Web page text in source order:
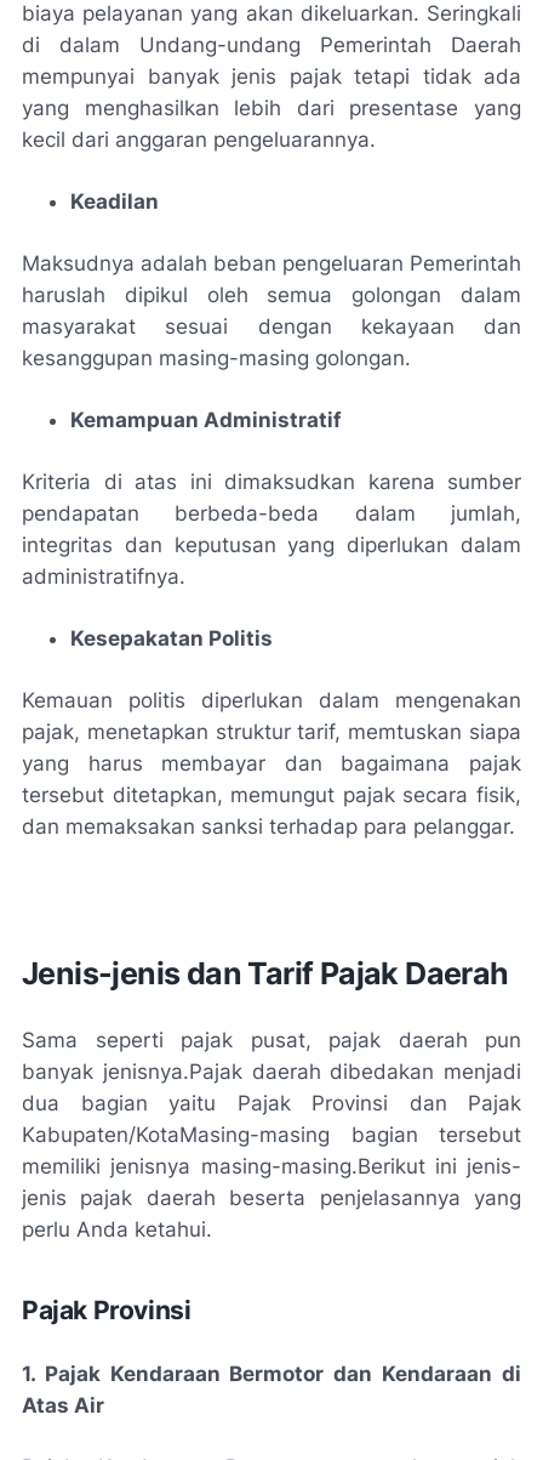
biaya pelayanan yang akan dikeluarkan. Seringkali
di dalam Undang-undang Pemerintah Daerah
mempunyai banyak jenis pajak tetapi tidak ada
yang menghasilkan lebih dari presentase yang
kecil dari anggaran pengeluarannya.
Keadilan
Maksudnya adalah beban pengeluaran Pemerintah
haruslah dipikul oleh semua golongan dalam
masyarakat sesuai dengan kekayaan dan
kesanggupan masing-masing golongan.
Kemampuan Administratif
Kriteria di atas ini dimaksudkan karena sumber
pendapatan berbeda-beda dalam jumlah,
integritas dan keputusan yang diperlukan dalam
administratifnya.
Kesepakatan Politis
Kemauan politis diperlukan dalam mengenakan
pajak, menetapkan struktur tarif, memtuskan siapa
yang harus membayar dan bagaimana pajak
tersebut ditetapkan, memungut pajak secara fisik,
dan memaksakan sanksi terhadap para pelanggar.
Jenis-jenis dan Tarif Pajak Daerah
Sama seperti pajak pusat, pajak daerah pun
banyak jenisnya.Pajak daerah dibedakan menjadi
dua bagian yaitu Pajak Provinsi dan Pajak
Kabupaten/KotaMasing-masing bagian tersebut
memiliki jenisnya masing-masing.Berikut ini jenis-
jenis pajak daerah beserta penjelasannya yang
perlu Anda ketahui.
Pajak Provinsi
1. Pajak Kendaraan Bermotor dan Kendaraan di
Atas Air